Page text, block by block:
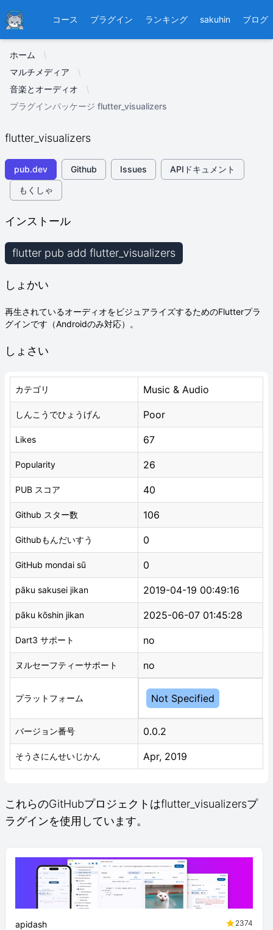
Ducafecat コース プラグイン ランキング sakuhin ブログ
ホーム
マルチメディア
音楽とオーディオ
プラグインパッケージ flutter_visualizers
flutter_visualizers
pub.dev Github Issues
APIドキュメント
もくしゃ
インストール
flutter pub add flutter_visualizers
しょかい
再生されているオーディオをビジュアライズするためのFlutterプラ
グインです（Androidのみ対応）。
しょさい
カテゴリ Music & Audio
しんこうでひょうげん Poor
Likes 67
Popularity 26
PUB スコア 40
Github スター数 106
Githubもんだいすう 0
GitHub mondai sū 0
pāku sakusei jikan 2019-04-19 00:49:16
pāku kōshin jikan 2025-06-07 01:45:28
Dart3 サポート no
ヌルセーフティーサポート no
プラットフォーム Not Specified
バージョン番号 0.0.2
そうさにんせいじかん Apr, 2019
これらのGitHubプロジェクトはflutter_visualizersプ
ラグインを使用しています。
apidash
2374